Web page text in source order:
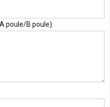
poule/B poule):